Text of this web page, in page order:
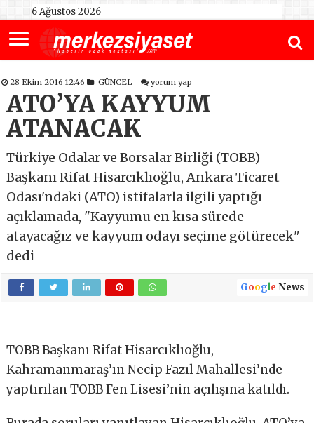
6 Ağustos 2026
28 Ekim 2016 12:46 GÜNCEL yorum yap
ATO’YA KAYYUM
ATANACAK
Türkiye Odalar ve Borsalar Birliği (TOBB)
Başkanı Rifat Hisarcıklıoğlu, Ankara Ticaret
Odası'ndaki (ATO) istifalarla ilgili yaptığı
açıklamada, "Kayyumu en kısa sürede
atayacağız ve kayyum odayı seçime götürecek"
dedi
Google News
TOBB Başkanı Rifat Hisarcıklıoğlu,
Kahramanmaraş’ın Necip Fazıl Mahallesi’nde
yaptırılan TOBB Fen Lisesi’nin açılışına katıldı.